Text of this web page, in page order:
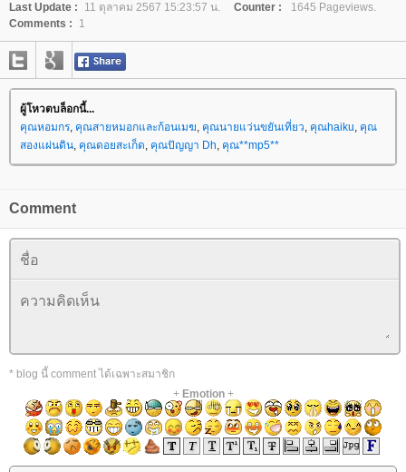
Last Update :
11 ตุลาคม 2567 15:23:57 น. Counter :
1645 Pageviews.
Comments :
1
ผู้โหวตบล็อกนี้...
คุณหอมกร, คุณสายหมอกและก้อนเมฆ, คุณนายแว่นขยันเที่ยว, คุณhaiku, คุณ
สองแผ่นดิน, คุณดอยสะเก็ด, คุณปัญญา Dh, คุณ**mp5**
Comment
* blog นี้ comment ได้เฉพาะสมาชิก
+ Emotion+